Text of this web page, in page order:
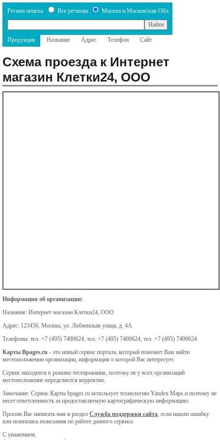
Регион поиска: Все регионы Москва и Московская Обл.
Продукция Название Адрес Телефон Сайт
Схема проезда к Интернет
магазин Клетки24, ООО
Информация об организации:
Название: Интернет магазин Клетки24, ООО
Адрес: 123456, Москва, ул. Лобненская улица, д. 4А
Телефоны: тел. +7 (495) 7400624, тел. +7 (495) 7400624, тел. +7 (495) 7400624
Карты Bpages.ru - это новый сервис портала, который поможет Вам найти
местоположении организации, информация о которой Вас интересует.
Сервис находится в режиме тестирования, поэтому не у всех организаций
местоположение определяется корректно.
Замечание: Сервис Карты bpages.ru использует технологию Yandex Maps и поэтому не
несет ответсвенность за предоставляемую картографическую информацию.
Просим Вас написать нам в раздел Служба поддержки сайта, если нашли ошибку
или появились пожелания по работе данного сервиса.
С уважением,